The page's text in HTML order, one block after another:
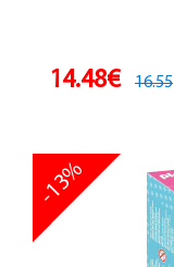
14.48€ 16.55
-13%